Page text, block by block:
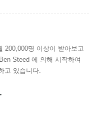
200,000명 이상이 받아보고
Steed 에 의해 시작하여
고 있습니다.